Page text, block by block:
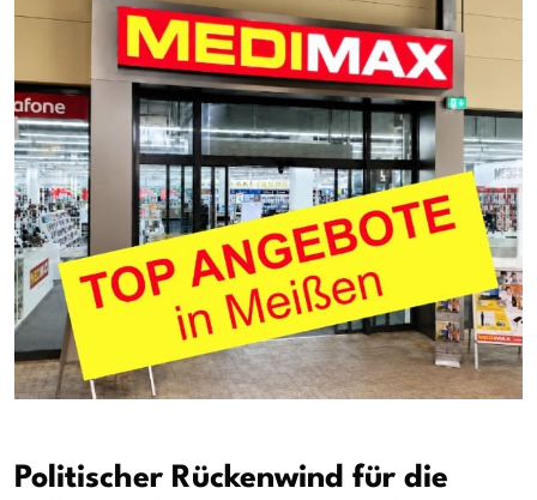
Politischer Rückenwind für die